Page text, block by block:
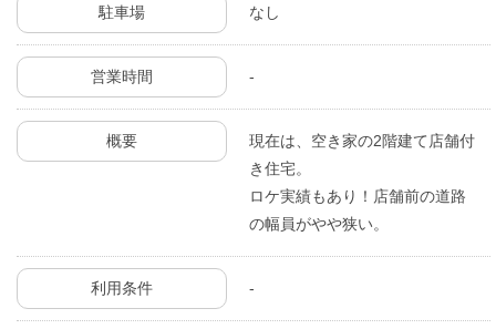
駐車場 なし
営業時間 -
概要
現在は、空き家の2階建て店舗付
き住宅。
ロケ実績もあり！店舗前の道路
の幅員がやや狭い。
利用条件 -